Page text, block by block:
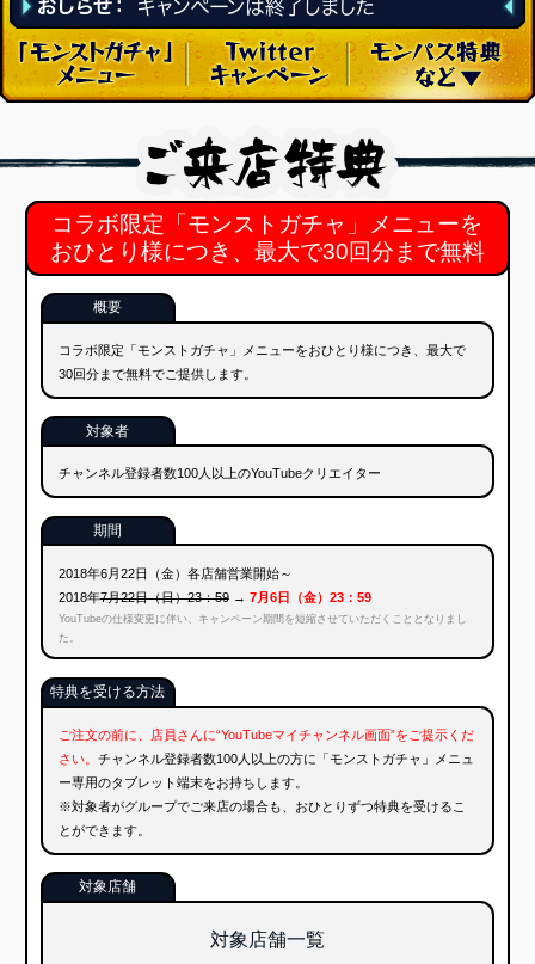
コラボ限定「モンストガチャ」メニューを
おひとり様につき、最大で30回分まで無料
コラボ限定「モンストガチャ」メニューをおひとり様につき、最大で
30回分まで無料でご提供します。
チャンネル登録者数100人以上のYouTubeクリエイター
2018年6月22日（金）各店舗営業開始～
2018年7月22日（日）23：59
YouTubeの仕様変更に伴い、キャンペーン期間を短縮させていただくこととなりまし
特典を受ける方法
ご注文の前に、店員さんに“YouTubeマイチャンネル画面”をご提示くだ
ー専用のタブレット端末をお持ちします。
※対象者がグループでご来店の場合も、おひとりずつ特典を受けるこ
とができます。
対象店舗
対象店舗一覧
東京都
一軒め酒場
西武新宿駅前店
東京都新宿区歌舞伎町
詳細→ 東京都
養老乃瀧・だんまや水産
池袋南口店
東京都豊島区西池袋 1-10-15
詳細→
大坂府
一軒め酒場
道頓堀店
詳細→